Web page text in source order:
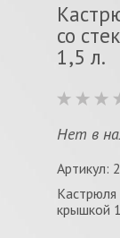
со
1,5 л.
Нет в
Артикул:
Кастрюля
крышкой